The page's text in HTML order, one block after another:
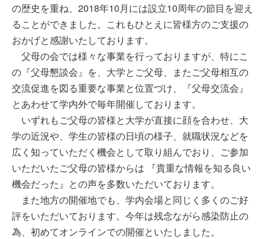
の歴史を重ね、2018年10月には設立10周年の節目を迎え
ることができました。これもひとえに皆様方のご支援の
おかげと感謝いたしております。
父母の会では様々な事業を行っておりますが、特にこ
の『父母懇談会』を、大学とご父母、またご父母相互の
交流促進を図る重要な事業と位置づけ、『父母交流会』
とあわせて学内外で毎年開催しております。
いずれもご父母の皆様と大学が直接に顔を合わせ、大
学の近況や、学生の皆様の日頃の様子、就職状況などを
広く知っていただく機会として取り組んでおり、ご参加
いただいたご父母の皆様からは 『貴重な情報を知る良い
機会だった』との声を多数いただいております。
また地方の開催地でも、学内会場と同じく多くのご好
評をいただいております。今年は残念ながら感染防止の
為、初めてオンラインでの開催といたしました。